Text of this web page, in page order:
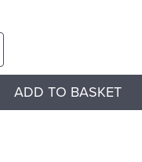
ADD TO BASKET